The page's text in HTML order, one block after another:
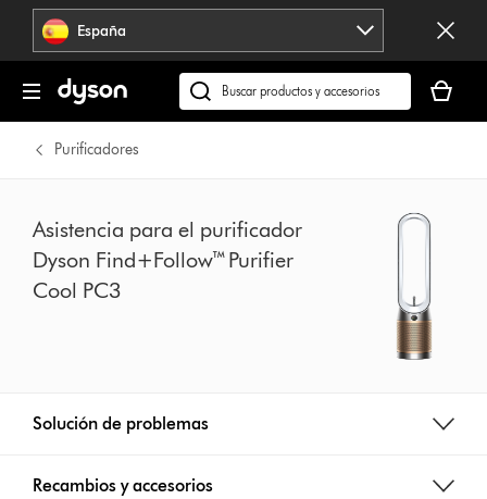
Omitir
navegación España
Buscar
en
cesta
está
Purificadores
Asistencia para el purificador
Dyson Find+Follow™ Purifier
Cool PC3
Solución de problemas
Recambios y accesorios